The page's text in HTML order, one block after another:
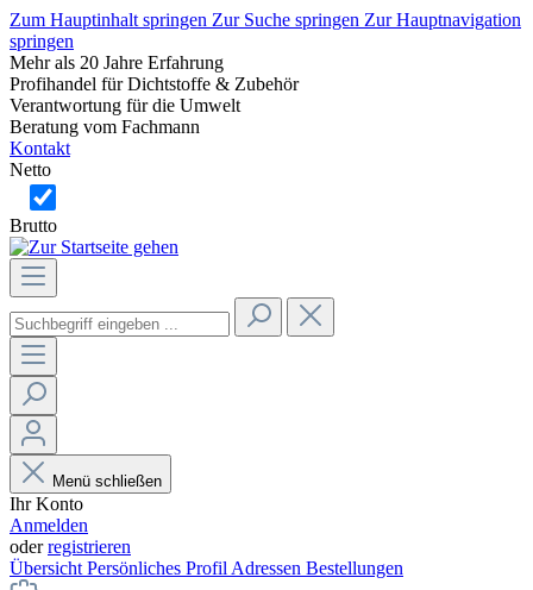
Zum Hauptinhalt springen Zur Suche springen Zur Hauptnavigation
springen
Mehr als 20 Jahre Erfahrung
Profihandel für Dichtstoffe & Zubehör
Verantwortung für die Umwelt
Beratung vom Fachmann
Kontakt
Netto
Brutto
Menü schließen
Ihr Konto
Anmelden
oderregistrieren
Übersicht Persönliches Profil Adressen Bestellungen